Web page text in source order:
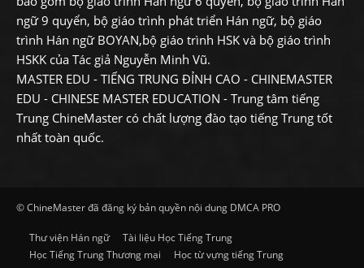
ngữ 9 quyển, bộ giáo trình phát triển Hán ngữ, bộ giáo
trình Hán ngữ BOYAN,bộ giáo trình HSK và bộ giáo trình
HSKK của Tác giả Nguyễn Minh Vũ.
MASTER EDU - TIẾNG TRUNG ĐỈNH CAO - CHINEMASTER
EDU - CHINESE MASTER EDUCATION - Trung tâm tiếng
Trung ChineMaster có chất lượng đào tạo tiếng Trung tốt
nhất toàn quốc.
© ChineMaster đã đăng ký bản quyền nội dung DMCA PRO
Thư viện Hán ngữ
Tài liệu Học Tiếng Trung
Học Tiếng Trung Thương mại
Học từ vựng tiếng Trung